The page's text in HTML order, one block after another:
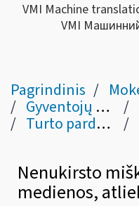
VMI Machine
VMI
Pagrindinis
Gyventojų pajamų mokestis
Turto pardavimo pajamos
Nenukirsto
medienos,